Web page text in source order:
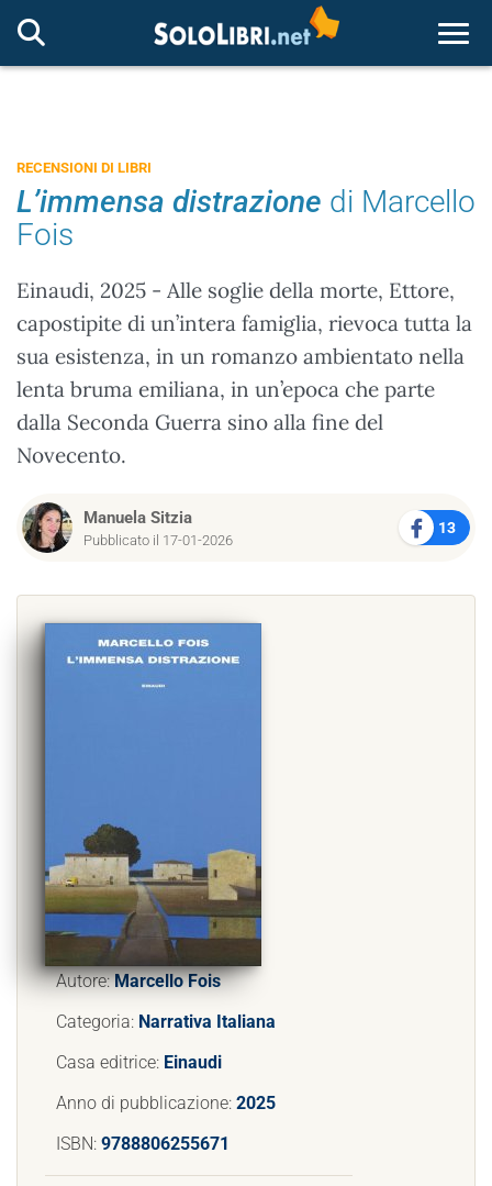
RECENSIONI DI LIBRI
L’immensa distrazione di Marcello
Fois
Einaudi, 2025 - Alle soglie della morte, Ettore,
capostipite di un’intera famiglia, rievoca tutta la
sua esistenza, in un romanzo ambientato nella
lenta bruma emiliana, in un’epoca che parte
dalla Seconda Guerra sino alla fine del
Novecento.
Manuela Sitzia
Pubblicato il 17-01-2026
13
Autore:Marcello Fois
Categoria: Narrativa Italiana
Casa editrice: Einaudi
Anno di pubblicazione: 2025
ISBN: 9788806255671